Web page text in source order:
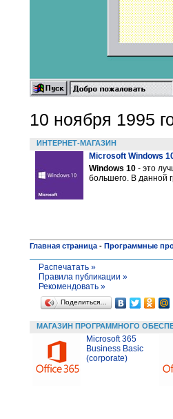
10 ноября 1995
ИНТЕРНЕТ-МАГАЗИН
Microsoft Windows
Windows 10 - это
большего. В данной
Главная страница - Программные
Распечатать »
Правила публикации »
Рекомендовать »
Поделиться…
МАГАЗИН ПРОГРАММНОГО
Microsoft 365
Business Basic
(corporate)